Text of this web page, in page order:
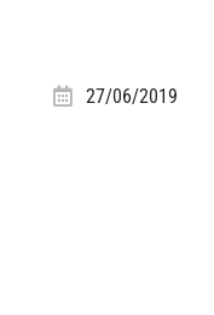
27/06/2019